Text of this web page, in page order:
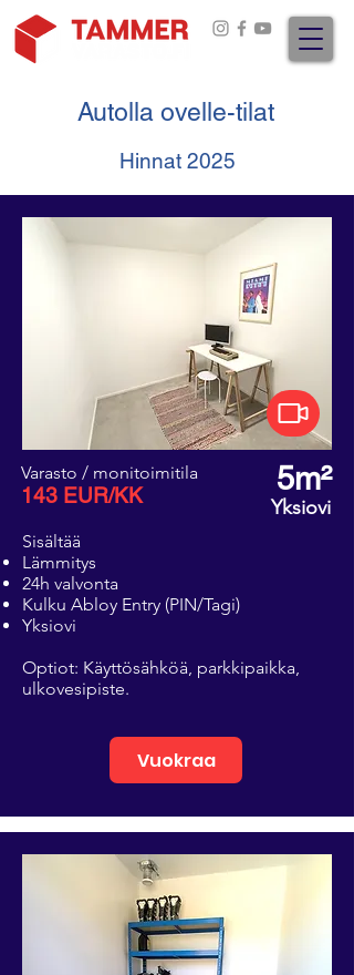
Autolla ovelle-tilat
Hinnat 2025
Yksiovi
Varasto / monitoimitila
143 EUR/KK 5m²
Sisältää
Lämmitys
24h valvonta
Kulku Abloy Entry (PIN/Tagi)
Yksiovi
Optiot: Käyttösähköä, parkkipaikka,
ulkovesipiste.
Vuokraa